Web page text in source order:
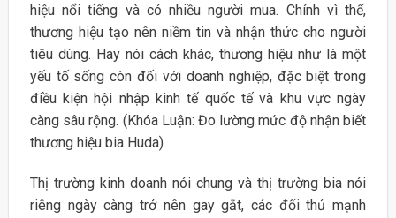
hiệu nổi tiếng và có nhiều người mua. Chính vì thế,
thương hiệu tạo nên niềm tin và nhận thức cho người
tiêu dùng. Hay nói cách khác, thương hiệu như là một
yếu tố sống còn đối với doanh nghiệp, đặc biệt trong
điều kiện hội nhập kinh tế quốc tế và khu vực ngày
càng sâu rộng. (Khóa Luận: Đo lường mức độ nhận biết
thương hiệu bia Huda)
Thị trường kinh doanh nói chung và thị trường bia nói
riêng ngày càng trở nên gay gắt, các đối thủ mạnh